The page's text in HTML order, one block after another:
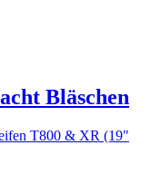
Bläschen
T800 & XR (19"